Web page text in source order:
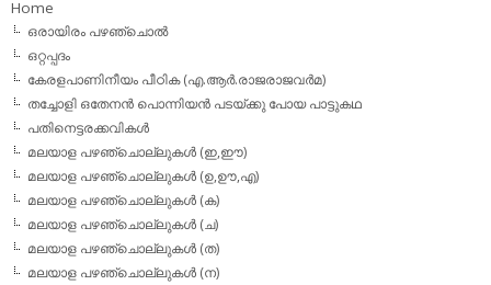
Home
ഒരായിരം പഴഞ്ചൊല്‍
ഒറ്റപ്പദം
കേരളപാണിനീയം പീഠിക (എ.ആര്‍.രാജരാജവര്‍മ)
തച്ചോളി ഒതേനൻ പൊന്നിയൻ പടയ്‌ക്കു പോയ പാട്ടുകഥ
പതിനെട്ടരക്കവികള്‍
മലയാള പഴഞ്ചൊല്ലുകള്‍ (ഇ,ഈ)
മലയാള പഴഞ്ചൊല്ലുകള്‍ (ഉ,ഊ,എ)
മലയാള പഴഞ്ചൊല്ലുകള്‍ (ക)
മലയാള പഴഞ്ചൊല്ലുകള്‍ (ച)
മലയാള പഴഞ്ചൊല്ലുകള്‍ (ത)
മലയാള പഴഞ്ചൊല്ലുകള്‍ (ന)